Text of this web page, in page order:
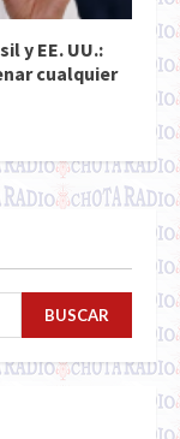
y EE. UU.:
cualquier
BUSCAR